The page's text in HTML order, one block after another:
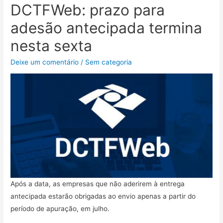
DCTFWeb: prazo para
adesão antecipada termina
nesta sexta
Deixe um comentário / Sem categoria
Após a data, as empresas que não aderirem à entrega
antecipada estarão obrigadas ao envio apenas a partir do
período de apuração, em julho.